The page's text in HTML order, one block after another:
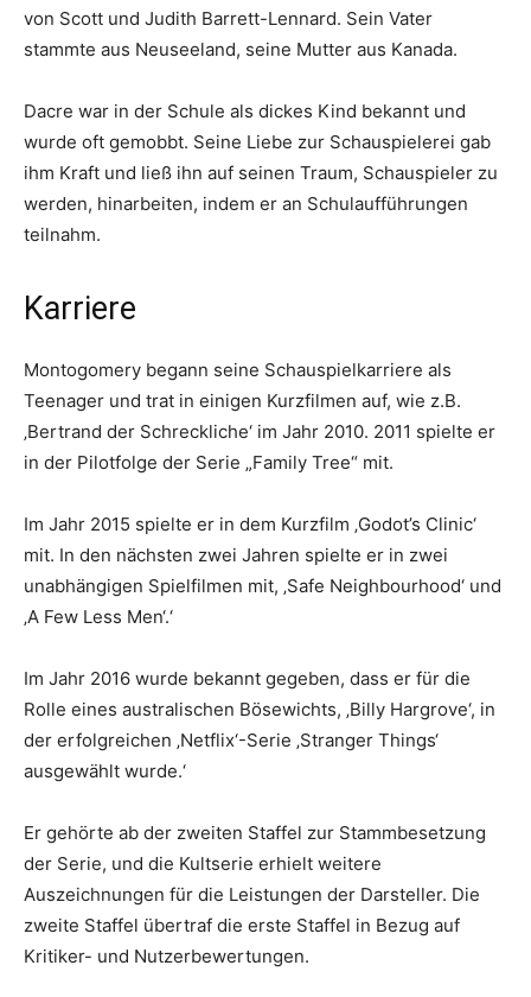
von Scott und Judith Barrett-Lennard. Sein Vater
stammte aus Neuseeland, seine Mutter aus Kanada.
Dacre war in der Schule als dickes Kind bekannt und
wurde oft gemobbt. Seine Liebe zur Schauspielerei gab
ihm Kraft und ließ ihn auf seinen Traum, Schauspieler zu
werden, hinarbeiten, indem er an Schulaufführungen
teilnahm.
Karriere
Montogomery begann seine Schauspielkarriere als
Teenager und trat in einigen Kurzfilmen auf, wie z.B.
‚Bertrand der Schreckliche‘ im Jahr 2010. 2011 spielte er
in der Pilotfolge der Serie „Family Tree“ mit.
Im Jahr 2015 spielte er in dem Kurzfilm ‚Godot’s Clinic‘
mit. In den nächsten zwei Jahren spielte er in zwei
unabhängigen Spielfilmen mit, ‚Safe Neighbourhood‘ und
‚A Few Less Men‘.‘
Im Jahr 2016 wurde bekannt gegeben, dass er für die
Rolle eines australischen Bösewichts, ‚Billy Hargrove‘, in
der erfolgreichen ‚Netflix‘-Serie ‚Stranger Things‘
ausgewählt wurde.‘
Er gehörte ab der zweiten Staffel zur Stammbesetzung
der Serie, und die Kultserie erhielt weitere
Auszeichnungen für die Leistungen der Darsteller. Die
zweite Staffel übertraf die erste Staffel in Bezug auf
Kritiker- und Nutzerbewertungen.